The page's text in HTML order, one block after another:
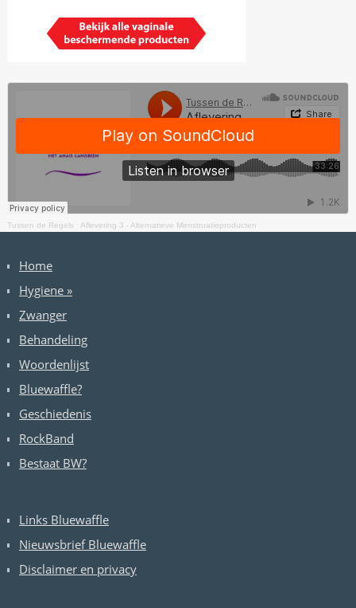
Tussen de Regels· Aflevering 3 - Alternatieve Menstruatieproducten
Home
Hygiene»
Zwanger
Behandeling
Woordenlijst
Bluewaffle?
Geschiedenis
RockBand
Bestaat BW?
Links Bluewaffle
Nieuwsbrief Bluewaffle
Disclaimer en privacy